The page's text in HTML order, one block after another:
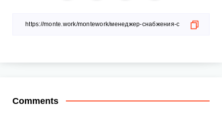
Comments